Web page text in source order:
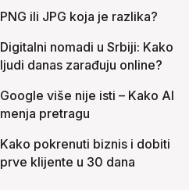
PNG ili JPG koja je razlika?
Digitalni nomadi u Srbiji: Kako
ljudi danas zarađuju online?
Google više nije isti – Kako AI
menja pretragu
Kako pokrenuti biznis i dobiti
prve klijente u 30 dana